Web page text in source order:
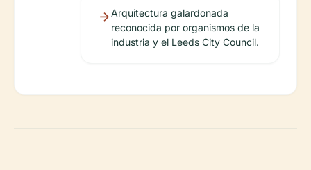
Arquitectura galardonada
reconocida por organismos de la
industria y el Leeds City Council.